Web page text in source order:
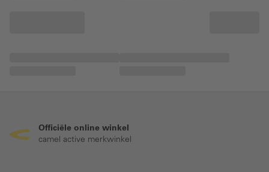
Officiële online winkel
camel active merkwinkel